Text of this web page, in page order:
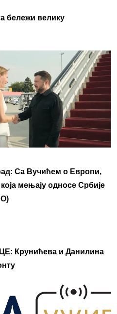
бележи велику
Са Вучићем о Европи,
мењају односе Србије
Крунићева и Данилина